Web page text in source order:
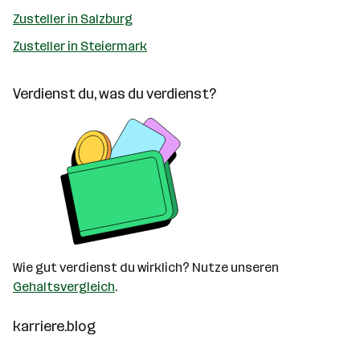
Zusteller in Salzburg
Zusteller in Steiermark
Verdienst du, was du verdienst?
Wie gut verdienst du wirklich? Nutze unseren
Gehaltsvergleich.
karriere.blog